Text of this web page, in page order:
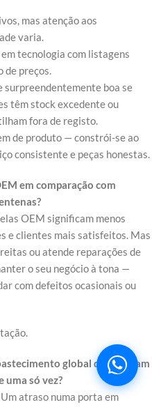
mas atenção aos
varia.
tecnologia com listagens
preços.
surpreendentemente boa se
têm stock excedente ou
fora de registo.
de produto — constrói-se ao
consistente e peças honestas.
em comparação com
OEM significam menos
e clientes mais satisfeitos. Mas
ou atende reparações de
o seu negócio à tona —
com defeitos ocasionais ou
global que possam
uma só vez?
atraso numa porta em